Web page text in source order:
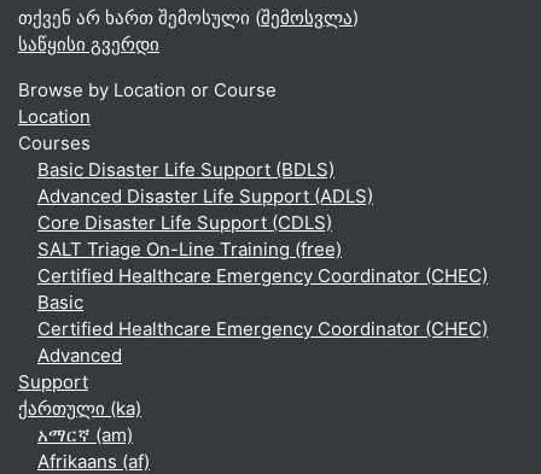
თქვენ არ ხართ შემოსული (შემოსვლა)
საწყისი გვერდი
Browse by Location or Course
Location
Courses
Basic Disaster Life Support (BDLS)
Advanced Disaster Life Support (ADLS)
Core Disaster Life Support (CDLS)
SALT Triage On-Line Training (free)
Certified Healthcare Emergency Coordinator (CHEC)
Basic
Certified Healthcare Emergency Coordinator (CHEC)
Advanced
Support
ქართული ‎(ka)‎
አማርኛ ‎(am)‎
Afrikaans ‎(af)‎